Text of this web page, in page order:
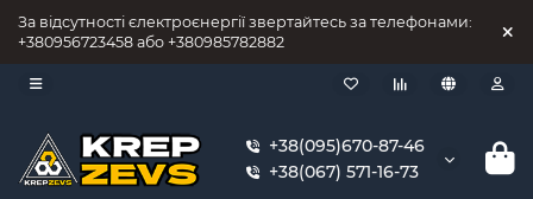
За відсутності єлектроєнергії звертайтесь за телефонами:
+380956723458 або +380985782882
+38(095)670-87-46
+38(067) 571-16-73